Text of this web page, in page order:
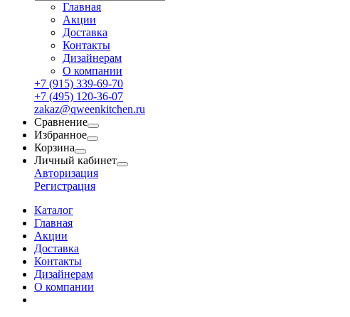
Главная
Акции
Доставка
Контакты
Дизайнерам
О компании
+7 (915) 339-69-70
+7 (495) 120-36-07
zakaz@qweenkitchen.ru
Сравнение
Избранное
Корзина
Личный кабинет
Авторизация
Регистрация
Каталог
Главная
Акции
Доставка
Контакты
Дизайнерам
О компании